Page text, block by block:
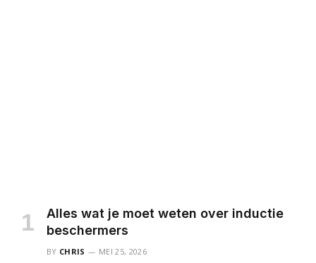
Alles wat je moet weten over inductie
beschermers
BY CHRIS MEI 25, 2026